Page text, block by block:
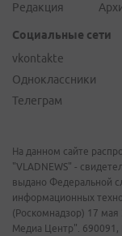
Редакция
Социальные сети
vkontakte
Одноклассники
Телеграм
На данном сайте
"VLADNEWS" -
выдано Федеральной
информационных
(Роскомнадзор) 17
Медиа Центр". 690091,